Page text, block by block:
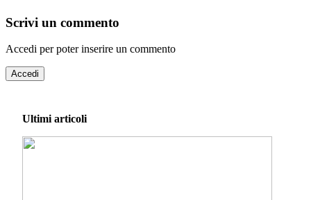
Scrivi un commento
Accedi per poter inserire un commento
Accedi
Ultimi articoli